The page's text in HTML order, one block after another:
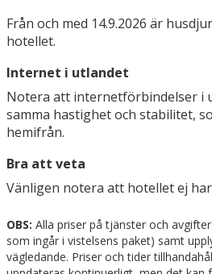
Från och med 14.9.2026 är
hotellet.
Internet i utlandet
Notera att internetförbindelser i
samma hastighet och stabilitet,
hemifrån.
Bra att veta
Vänligen notera att hotellet ej
OBS: Alla priser på tjänster och
som ingår i vistelsens paket) samt
vägledande. Priser och tider